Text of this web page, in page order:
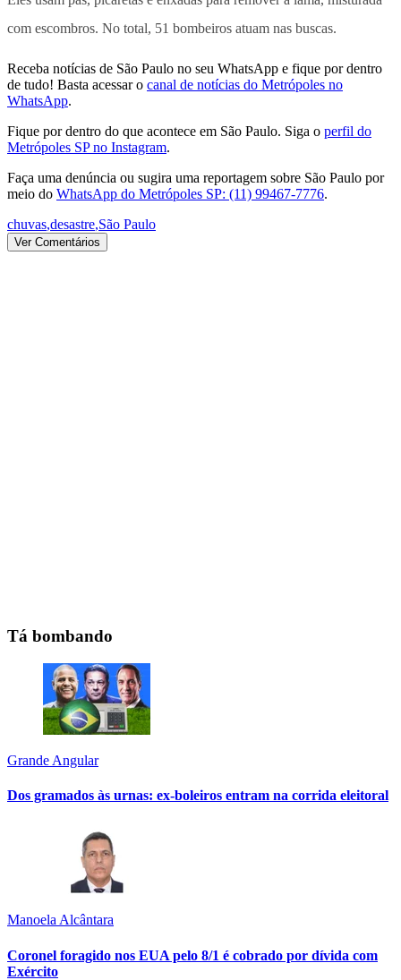
com escombros. No total, 51 bombeiros atuam nas buscas.
Receba notícias de São Paulo no seu WhatsApp e fique por dentro
de tudo! Basta acessar o canal de notícias do Metrópoles no
WhatsApp.
Fique por dentro do que acontece em São Paulo. Siga o perfil do
Metrópoles SP no Instagram.
Faça uma denúncia ou sugira uma reportagem sobre São Paulo por
meio do WhatsApp do Metrópoles SP: (11) 99467-7776.
chuvas,desastre,São Paulo
Ver Comentários
Tá bombando
Grande Angular
Dos gramados às urnas: ex-boleiros entram na corrida eleitoral
Manoela Alcântara
Coronel foragido nos EUA pelo 8/1 é cobrado por dívida com
Exército